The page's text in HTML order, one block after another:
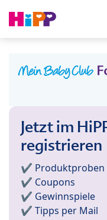
Jetzt im
registrieren
✔️ Produktproben
✔️ Coupons
✔️ Gewinnspiele
✔️ Tipps per Mail